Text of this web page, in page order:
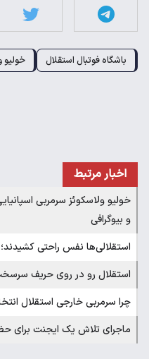
باشگاه فوتبال استقلال خولیو
اخبار مرتبط
خولیو ولاسکوئز سرمربی
و بیوگرافی
استقلالی‌ها نفس راحتی
استقلال رو در روی حریف
چرا سرمربی خارجی استقلال
ماجرای تلاش یک ایجنت برای